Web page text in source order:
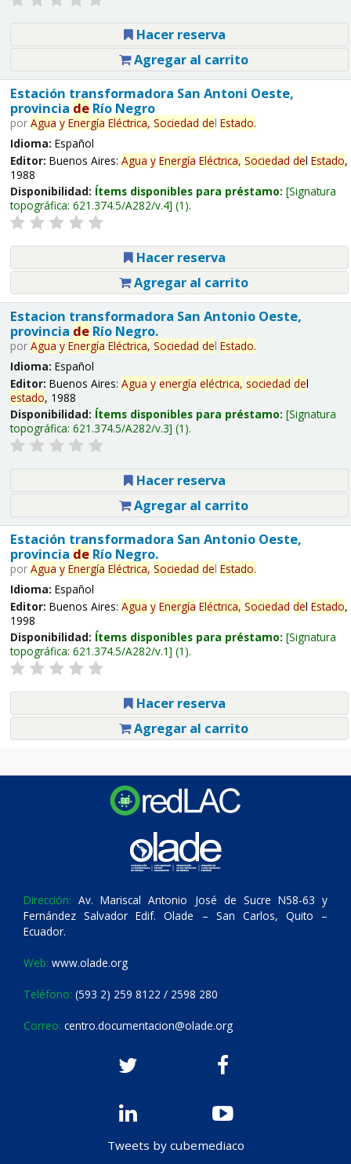
Hacer reserva
Agregar al carrito
Estación transformadora San Antoni Oeste,
provincia deRío Negro
por Agua y Energía Eléctrica, Sociedad del Estado.
Idioma: Español
Editor: Buenos Aires: Agua y Energía Eléctrica, Sociedad del Estado,
1988
Disponibilidad: Ítems disponibles para préstamo: Signatura
topográfica: 621.374.5/A282/v.4 (1).
Hacer reserva
Agregar al carrito
Estacion transformadora San Antonio Oeste,
provincia deRío Negro.
por Agua y Energía Eléctrica, Sociedad del Estado.
Idioma: Español
Editor: Buenos Aires: Agua y energía eléctrica, sociedad del
estado, 1988
Disponibilidad: Ítems disponibles para préstamo: Signatura
topográfica: 621.374.5/A282/v.3 (1).
Hacer reserva
Agregar al carrito
Estación transformadora San Antonio Oeste,
provincia deRío Negro.
por Agua y Energía Eléctrica, Sociedad del Estado.
Idioma: Español
Editor: Buenos Aires: Agua y Energía Eléctrica, Sociedad del Estado,
1998
Disponibilidad: Ítems disponibles para préstamo: Signatura
topográfica: 621.374.5/A282/v.1 (1).
Hacer reserva
Agregar al carrito
Dirección: Av. Mariscal Antonio José de Sucre N58-63 y
Fernández Salvador Edif. Olade – San Carlos, Quito –
Ecuador.
Web: www.olade.org
Teléfono: (593 2) 259 8122 / 2598 280
Correo: centro.documentacion@olade.org
Tweets by cubemediaco